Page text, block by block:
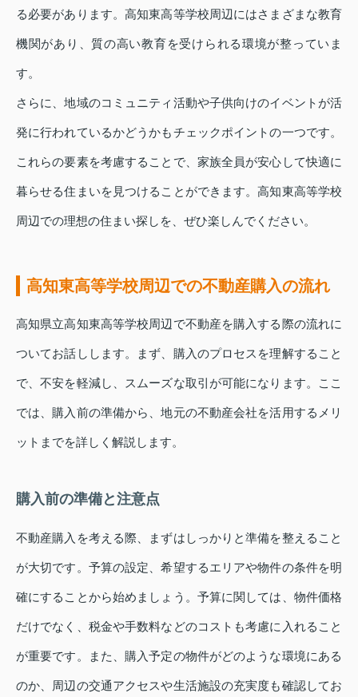
る必要があります。高知東高等学校周辺にはさまざまな教育
機関があり、質の高い教育を受けられる環境が整っていま
す。
さらに、地域のコミュニティ活動や子供向けのイベントが活
発に行われているかどうかもチェックポイントの一つです。
これらの要素を考慮することで、家族全員が安心して快適に
暮らせる住まいを見つけることができます。高知東高等学校
周辺での理想の住まい探しを、ぜひ楽しんでください。
高知東高等学校周辺での不動産購入の流れ
高知県立高知東高等学校周辺で不動産を購入する際の流れに
ついてお話しします。まず、購入のプロセスを理解すること
で、不安を軽減し、スムーズな取引が可能になります。ここ
では、購入前の準備から、地元の不動産会社を活用するメリ
ットまでを詳しく解説します。
購入前の準備と注意点
不動産購入を考える際、まずはしっかりと準備を整えること
が大切です。予算の設定、希望するエリアや物件の条件を明
確にすることから始めましょう。予算に関しては、物件価格
だけでなく、税金や手数料などのコストも考慮に入れること
が重要です。また、購入予定の物件がどのような環境にある
のか、周辺の交通アクセスや生活施設の充実度も確認してお